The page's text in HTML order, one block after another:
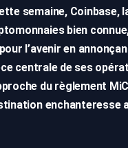
semaine, Coinbase,
bien
l’avenir en
centrale de ses
du règlement
enchanteresse